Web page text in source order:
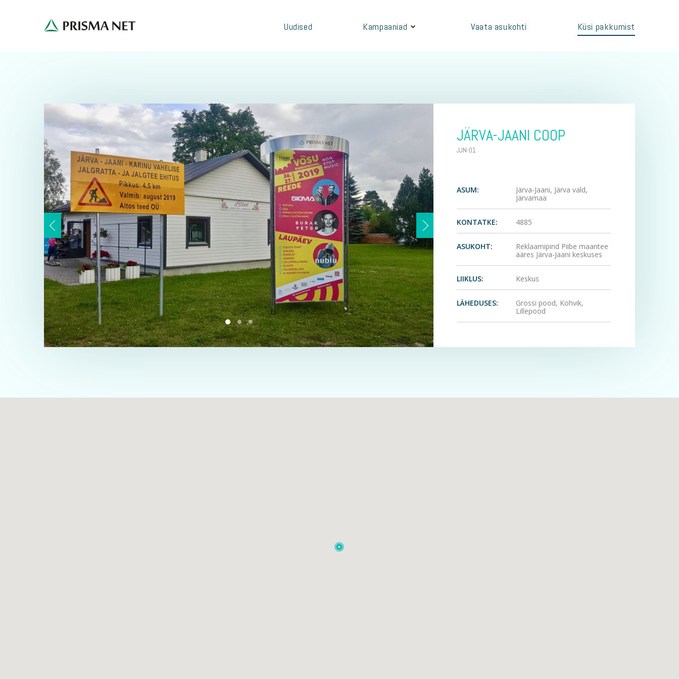
Uudised Kampaaniad Vaata asukohti Küsi pakkumist
JÄRVA-JAANI COOP
JJN-01
ASUM:
Järva-Jaani, Järva vald,
Järvamaa
KONTATKE: 4885
ASUKOHT:
Reklaamipind Piibe maantee
ääres Järva-Jaani keskuses
LIIKLUS: Keskus
LÄHEDUSES:
Grossi pood, Kohvik,
Lillepood